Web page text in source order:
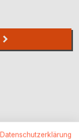
Datenschutzerklärung